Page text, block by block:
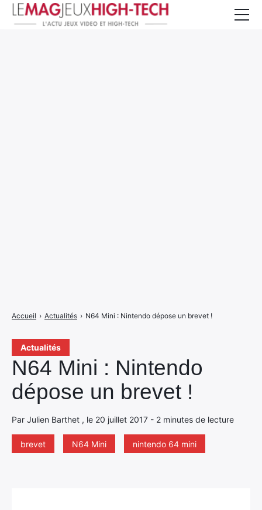
Actualités
N64 Mini : Nintendo
dépose un brevet !
Par Julien Barthet , le 20 juillet 2017 - 2 minutes de lecture
brevet N64 Mini nintendo 64 mini
Accueil › Actualités › N64 Mini : Nintendo dépose un brevet !